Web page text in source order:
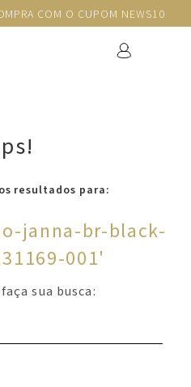
COM O CUPOM NEWS10
resultados para:
janna-br-black-
001'
sua busca: